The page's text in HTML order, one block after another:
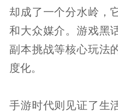
却成了一个分水岭，
和大众媒介。游戏黑
副本挑战等核心玩法
度化。
手游时代则见证了生